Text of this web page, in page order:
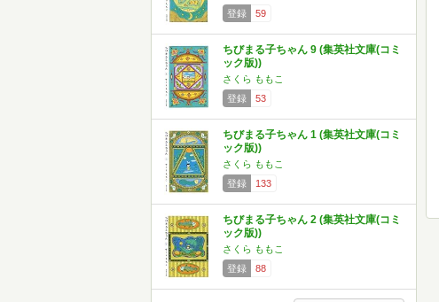
登録
59
ちびまる子ちゃん 9 (集英社文庫(コミ
ック版))
さくら ももこ
登録
53
ちびまる子ちゃん 1 (集英社文庫(コミ
ック版))
さくら ももこ
登録
133
ちびまる子ちゃん 2 (集英社文庫(コミ
ック版))
さくら ももこ
登録
88